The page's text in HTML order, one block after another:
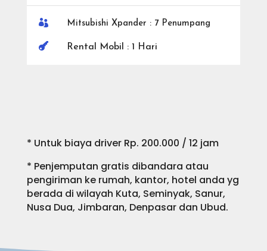
 Mitsubishi Xpander : 7 Penumpang
 Rental Mobil : 1 Hari
* Untuk biaya driver Rp. 200.000 / 12 jam
* Penjemputan gratis dibandara atau
pengiriman ke rumah, kantor, hotel anda yg
berada di wilayah Kuta, Seminyak, Sanur,
Nusa Dua, Jimbaran, Denpasar dan Ubud.